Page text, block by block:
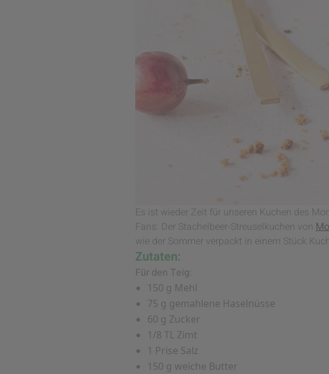
Es ist wieder Zeit für unseren Kuchen des
Fans: Der Stachelbeer-Streuselkuchen von
wie der Sommer verpackt in einem Stück
Zutaten:
Für den Teig:
150 g Mehl
75 g gemahlene Haselnüsse
60 g Zucker
1/8 TL Zimt
1 Prise Salz
150 g weiche Butter